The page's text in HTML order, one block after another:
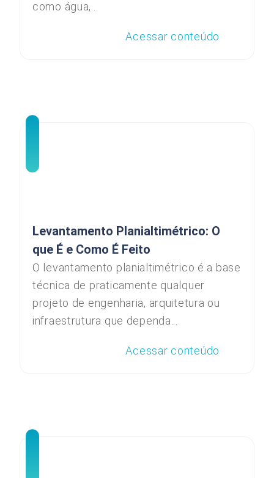
como água,...
Acessar conteúdo
Levantamento Planialtimétrico: O
que É e Como É Feito
O levantamento planialtimétrico é a base
técnica de praticamente qualquer
projeto de engenharia, arquitetura ou
infraestrutura que dependa...
Acessar conteúdo